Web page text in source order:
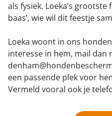
als fysiek. Loeka’s
baas’, wie wil dit feestje
Loeka woont in ons
interesse in hem, mail dan
een passende plek voor
Vermeld vooral ook je